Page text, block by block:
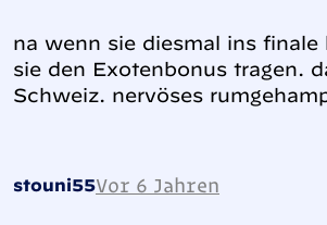
na wenn sie diesmal ins
sie den Exotenbonus tragen.
Schweiz. nervöses
stouni55Vor 6 Jahren